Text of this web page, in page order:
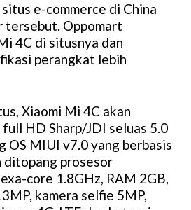
M
u
t
e
e-commerce di China
tersebut. Oppomart
4C di situsnya dan
perangkat lebih
Xiaomi Mi 4C akan
HD Sharp/JDI seluas 5.0
OS MIUI v7.0 yang berbasis
ditopang prosesor
core 1.8GHz, RAM 2GB,
kamera selfie 5MP,